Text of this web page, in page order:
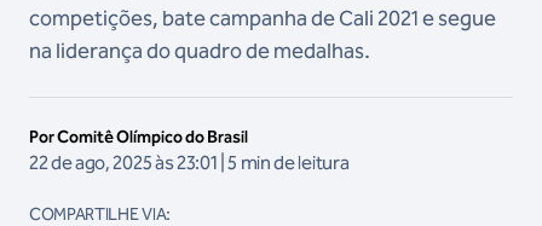
competições, bate campanha de Cali 2021 e segue
na liderança do quadro de medalhas.
Por Comitê Olímpico do Brasil
22 de ago, 2025 às 23:01 | 5 min de leitura
COMPARTILHE VIA: